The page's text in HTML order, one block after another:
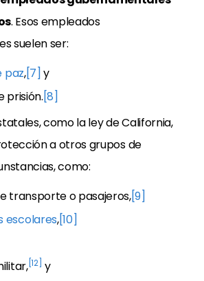
. Esos empleados
suelen ser:
paz,[7] y
prisión.[8]
como la ley de California,
a otros grupos de
como:
transporte o pasajeros,[9]
escolares,[10]
[12] y